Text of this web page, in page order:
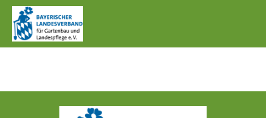
IMG_0440.JPG